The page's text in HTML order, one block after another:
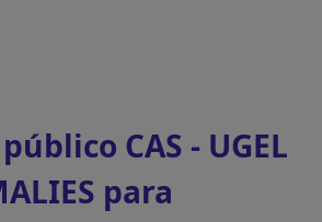
CAS - UGEL
para